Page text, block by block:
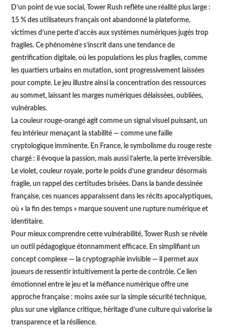
D’un point de vue social, Tower Rush reflète une réalité plus large :
15 % des utilisateurs français ont abandonné la plateforme,
victimes d’une perte d’accès aux systèmes numériques jugés trop
fragiles. Ce phénomène s’inscrit dans une tendance de
gentrification digitale, où les populations les plus fragiles, comme
les quartiers urbains en mutation, sont progressivement laissées
pour compte. Le jeu illustre ainsi la concentration des ressources
au sommet, laissant les marges numériques délaissées, oubliées,
vulnérables.
La couleur rouge-orangé agit comme un signal visuel puissant, un
feu intérieur menaçant la stabilité — comme une faille
cryptologique imminente. En France, le symbolisme du rouge reste
chargé : il évoque la passion, mais aussi l’alerte, la perte irréversible.
Le violet, couleur royale, porte le poids d’une grandeur désormais
fragile, un rappel des certitudes brisées. Dans la bande dessinée
française, ces nuances apparaissent dans les récits apocalyptiques,
où « la fin des temps » marque souvent une rupture numérique et
identitaire.
Pour mieux comprendre cette vulnérabilité, Tower Rush se révèle
un outil pédagogique étonnamment efficace. En simplifiant un
concept complexe — la cryptographie invisible — il permet aux
joueurs de ressentir intuitivement la perte de contrôle. Ce lien
émotionnel entre le jeu et la méfiance numérique offre une
approche française : moins axée sur la simple sécurité technique,
plus sur une vigilance critique, héritage d’une culture qui valorise la
transparence et la résilience.